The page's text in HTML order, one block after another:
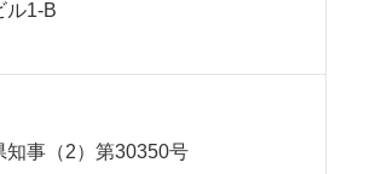
ル1-B
知事（2）第30350号